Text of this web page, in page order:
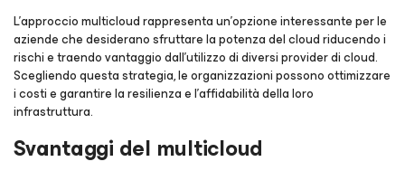
L'approccio multicloud rappresenta un'opzione interessante per le
aziende che desiderano sfruttare la potenza del cloud riducendo i
rischi e traendo vantaggio dall'utilizzo di diversi provider di cloud.
Scegliendo questa strategia, le organizzazioni possono ottimizzare
i costi e garantire la resilienza e l'affidabilità della loro
infrastruttura.
Svantaggi del multicloud